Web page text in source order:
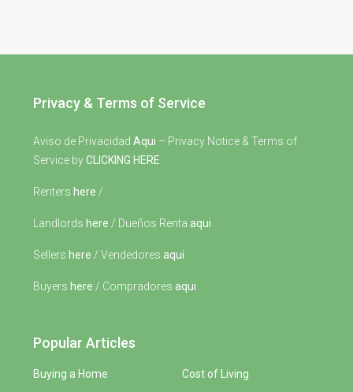
Privacy & Terms of Service
Aviso de Privacidad Aqui – Privacy Notice & Terms of
Service byCLICKING HERE
Renters here /
Landlords here / Dueños Renta aqui
Sellers here / Vendedores aqui
Buyers here / Compradores aqui
Popular Articles
Buying a Home
Cost of Living